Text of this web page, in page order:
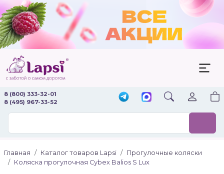
8 (800) 333-32-01
8 (495) 967-33-52
Главная Каталог товаров Lapsi
Прогулочные коляски
Коляска прогулочная Cybex Balios S Lux